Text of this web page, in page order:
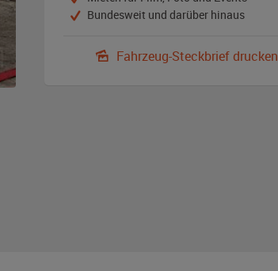
Bundesweit und darüber hinaus
Fahrzeug-Steckbrief drucken